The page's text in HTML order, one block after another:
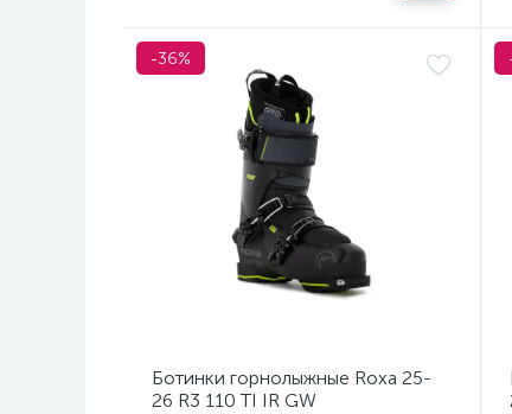
-36%
Ботинки горнолыжные Roxa 25-
26 R3 110 TI IR GW